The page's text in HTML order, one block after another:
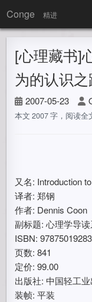
Conge 精进
[心理藏书]
为的认识
2007-05-23
本文 2007 字，阅读全
又名: Introduction
译者: 郑钢
作者: Dennis Coon
副标题: 心理学导
ISBN:
页数: 841
定价: 99.00
出版社: 中国轻工
装帧: 平装